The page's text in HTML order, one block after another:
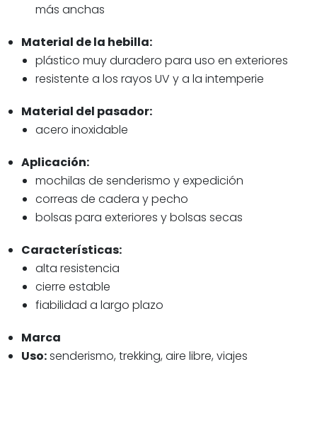
más anchas
Material de la hebilla:
plástico muy duradero para uso en exteriores
resistente a los rayos UV y a la intemperie
Material del pasador:
acero inoxidable
Aplicación:
mochilas de senderismo y expedición
correas de cadera y pecho
bolsas para exteriores y bolsas secas
Características:
alta resistencia
cierre estable
fiabilidad a largo plazo
Marca
Uso:senderismo, trekking, aire libre, viajes